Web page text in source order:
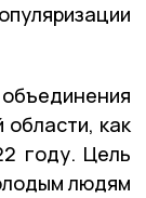
как
году. Цель
людям